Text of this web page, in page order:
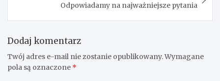
Odpowiadamy na najważniejsze pytania
Dodaj komentarz
Twój adres e-mail nie zostanie opublikowany.Wymagane
pola są oznaczone *